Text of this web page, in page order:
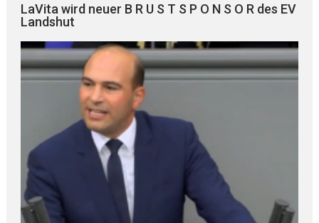
LaVita wird neuer B R U S T S P O N S O R des EV
Landshut